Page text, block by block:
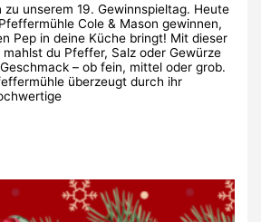
zu unserem 19. Gewinnspieltag. Heute
Cole & Mason gewinnen,
Pep in deine Küche bringt! Mit dieser
du Pfeffer, Salz oder Gewürze
– ob fein, mittel oder grob.
überzeugt durch ihr